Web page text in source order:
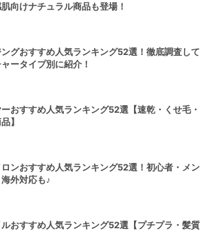
向けナチュラル商品も登場！
グおすすめ人気ランキング52選！徹底調査して
ータイプ別に紹介！
ーおすすめ人気ランキング52選【速乾・くせ毛・
】
ンおすすめ人気ランキング52選！初心者・メン
外対応も♪
おすすめ人気ランキング52選【プチプラ・髪質